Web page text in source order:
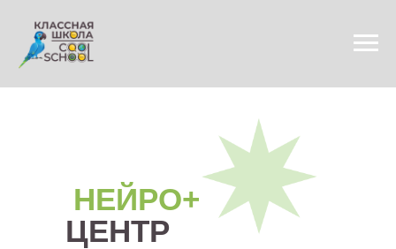
ЦЕНТР
НЕЙРО+